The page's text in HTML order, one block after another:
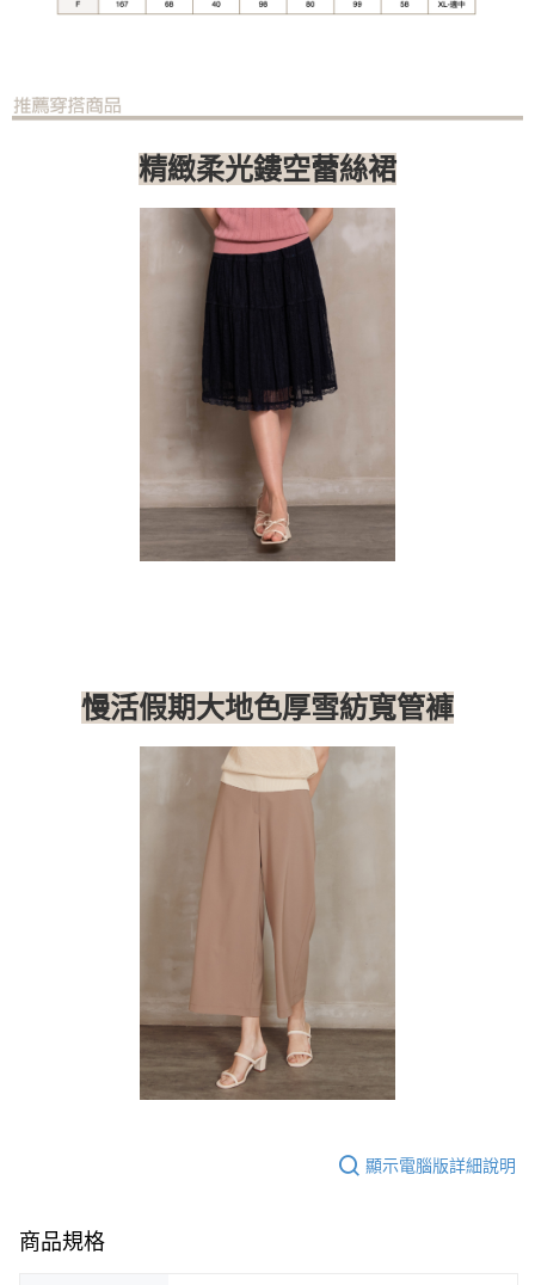
精緻柔光鏤空蕾絲裙
慢活假期大地色厚雪紡寬管褲
顯示電腦版詳細說明
商品規格